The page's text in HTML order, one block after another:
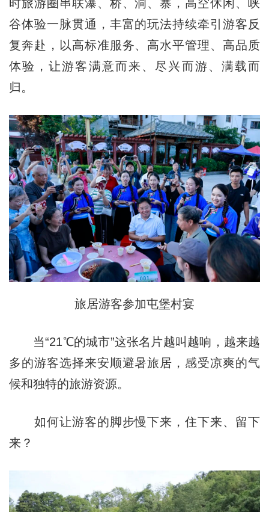
时旅游圈串联瀑、桥、洞、寨，高空休闲、峡
谷体验一脉贯通，丰富的玩法持续牵引游客反
复奔赴，以高标准服务、高水平管理、高品质
体验，让游客满意而来、尽兴而游、满载而
归。
旅居游客参加屯堡村宴
当“21℃的城市”这张名片越叫越响，越来越
多的游客选择来安顺避暑旅居，感受凉爽的气
候和独特的旅游资源。
如何让游客的脚步慢下来，住下来、留下
来？